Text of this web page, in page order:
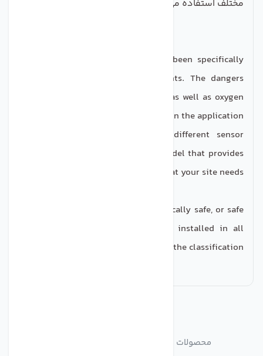
مختلف استفاده می کند.
The Xgard gas detector range has been specifically
designed to meet your requirements. The dangers
posed by toxic or flammable gases as well as oxygen
deficiency vary depending on the application.
The Xgard range features three different sensor
concepts, so you can choose the model that provides
exactly what your site needs.
It is available in flameproof, intrinsically safe, or safe
area formats and can therefore be installed in all
environments, whatever the classification.
محصولات مشابه CROWCON XGARD TYPE3